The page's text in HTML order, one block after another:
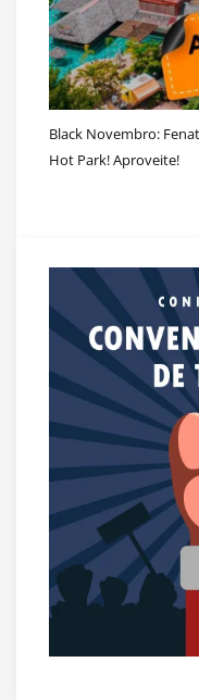
Black Novembro:
Hot Park! Aproveite!